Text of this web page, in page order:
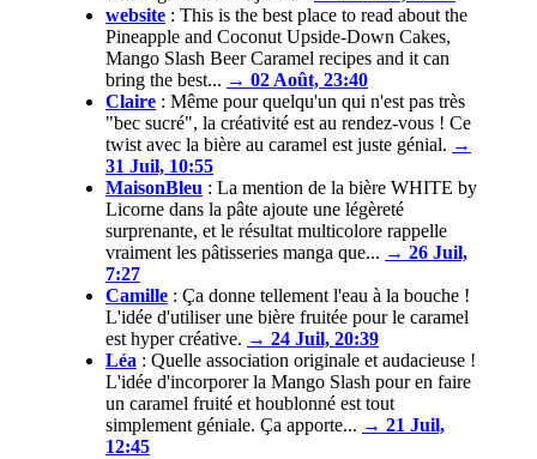
website : This is the best place to read about the
Pineapple and Coconut Upside-Down Cakes,
Mango Slash Beer Caramel recipes and it can
bring the best... → 02 Août, 23:40
Claire : Même pour quelqu'un qui n'est pas très
"bec sucré", la créativité est au rendez-vous ! Ce
twist avec la bière au caramel est juste génial. →
31 Juil, 10:55
MaisonBleu : La mention de la bière WHITE by
Licorne dans la pâte ajoute une légèreté
surprenante, et le résultat multicolore rappelle
vraiment les pâtisseries manga que... → 26 Juil,
7:27
Camille : Ça donne tellement l'eau à la bouche !
L'idée d'utiliser une bière fruitée pour le caramel
est hyper créative. → 24 Juil, 20:39
Léa : Quelle association originale et audacieuse !
L'idée d'incorporer la Mango Slash pour en faire
un caramel fruité et houblonné est tout
simplement géniale. Ça apporte... → 21 Juil,
12:45